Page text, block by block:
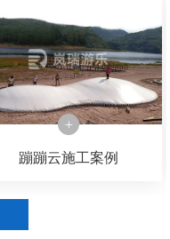
蹦蹦云施工案例